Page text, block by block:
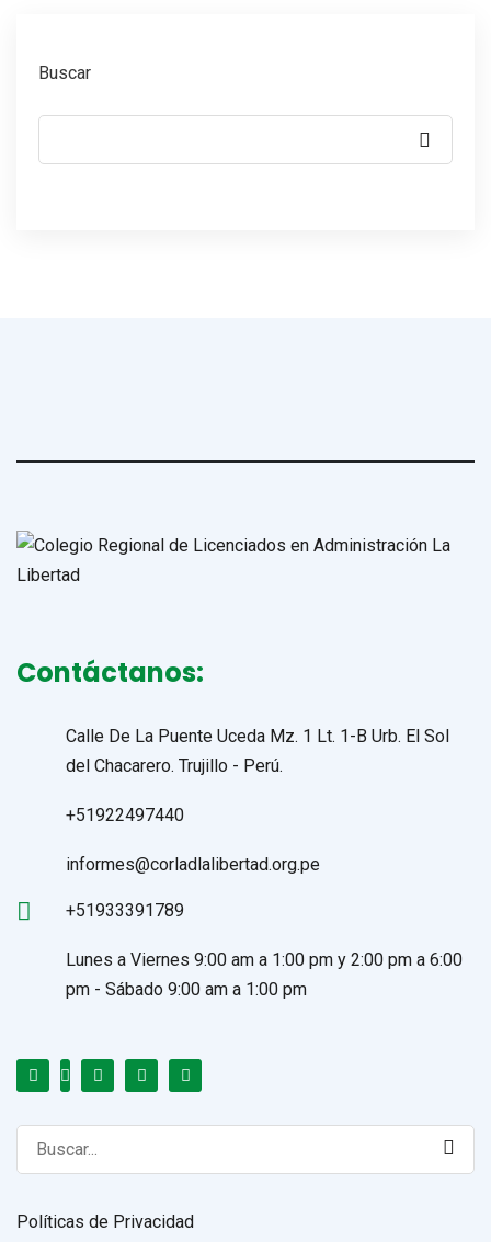
Buscar
Contáctanos:
Calle De La Puente Uceda Mz. 1 Lt. 1-B Urb. El Sol
del Chacarero. Trujillo - Perú.
+51922497440
informes@corladlalibertad.org.pe
+51933391789
Lunes a Viernes 9:00 am a 1:00 pm y 2:00 pm a 6:00
pm - Sábado 9:00 am a 1:00 pm
Search
for:
Políticas de Privacidad